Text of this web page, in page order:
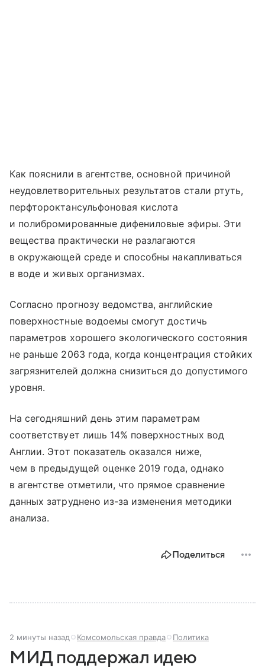
Как пояснили в агентстве, основной причиной
неудовлетворительных результатов стали ртуть,
перфтороктансульфоновая кислота
и полибромированные дифениловые эфиры. Эти
вещества практически не разлагаются
в окружающей среде и способны накапливаться
в воде и живых организмах.
Согласно прогнозу ведомства, английские
поверхностные водоемы смогут достичь
параметров хорошего экологического состояния
не раньше 2063 года, когда концентрация стойких
загрязнителей должна снизиться до допустимого
уровня.
На сегодняшний день этим параметрам
соответствует лишь 14% поверхностных вод
Англии. Этот показатель оказался ниже,
чем в предыдущей оценке 2019 года, однако
в агентстве отметили, что прямое сравнение
данных затруднено из-за изменения методики
анализа.
Поделиться
2 минуты назад Комсомольская правда Политика
МИД поддержал идею